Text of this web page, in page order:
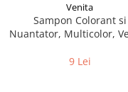
Venita
Sampon Colorant si
Nuantator, Multicolor,
9 Lei